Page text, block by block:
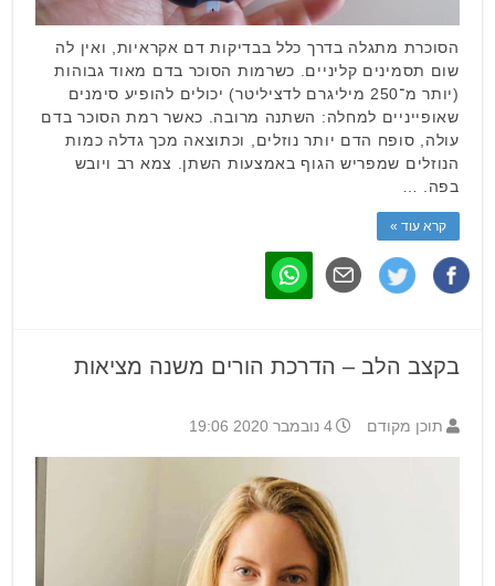
הסוכרת מתגלה בדרך כלל בבדיקות דם אקראיות, ואין לה
שום תסמינים קליניים. כשרמות הסוכר בדם מאוד גבוהות
(יותר מ־250 מיליגרם לדציליטר) יכולים להופיע סימנים
שאופייניים למחלה: השתנה מרובה. כאשר רמת הסוכר בדם
עולה, סופח הדם יותר נוזלים, וכתוצאה מכך גדלה כמות
הנוזלים שמפריש הגוף באמצעות השתן. צמא רב ויובש
בפה. …
קרא עוד »
בקצב הלב – הדרכת הורים משנה מציאות
תוכן מקודם 4 נובמבר 2020 19:06